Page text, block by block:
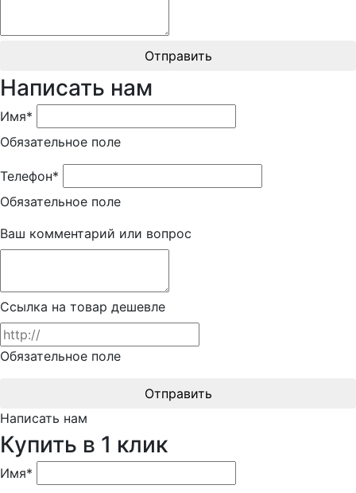
Отправить
Написать нам
Имя*
Обязательное поле
Телефон*
Обязательное поле
Ваш комментарий или вопрос
Ссылка на товар дешевле
Обязательное поле
Отправить
Написать нам
Купить в 1 клик
Имя*